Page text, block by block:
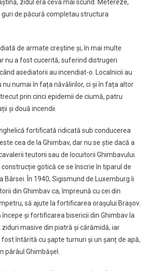
zidul era ceva mai scund. Metereze,
de păcură completau structura
de armate creștine și, în mai multe
nu a fost cucerită, suferind distrugeri
asediatorii au incendiat-o. Localnicii au
numai în fața năvălirilor, ci și în fața altor
prin cinci epidemii de ciumă, patru
și două incendii.
fortificată ridicată sub conducerea
cea de la Ghimbav, dar nu se știe dacă a
teutoni sau de locuitorii Ghimbavului.
gotică ce se înscrie în tiparul de
Bârsei. În 1940, Sigismund de Luxemburg îi
din Ghimbav ca, împreună cu cei din
să ajute la fortificarea orașului Brașov.
începe și fortificarea bisericii din Ghimbav la
masive din piatră și cărămidă, iar
întărită cu șapte turnuri și un șanț de apă,
pârâul Ghimbășel.